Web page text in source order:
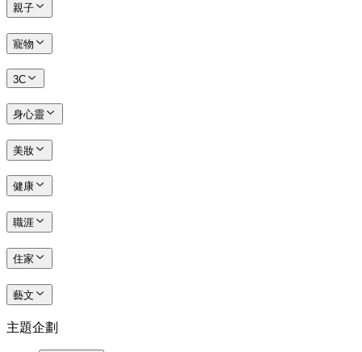
親子
寵物
3C
身心靈
美妝
健康
職涯
住家
藝文
主題企劃